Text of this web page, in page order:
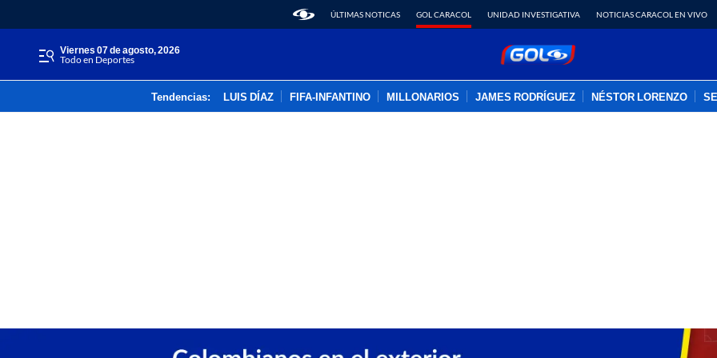
ÚLTIMAS NOTICAS GOL CARACOL UNIDAD INVESTIGATIVA NOTICIAS CARACOL EN VIVO
viernes 07 de agosto, 2026
Todo en Deportes
Tendencias: LUIS DÍAZ FIFA-INFANTINO MILLONARIOS JAMES RODRÍGUEZ NÉSTOR LORENZO